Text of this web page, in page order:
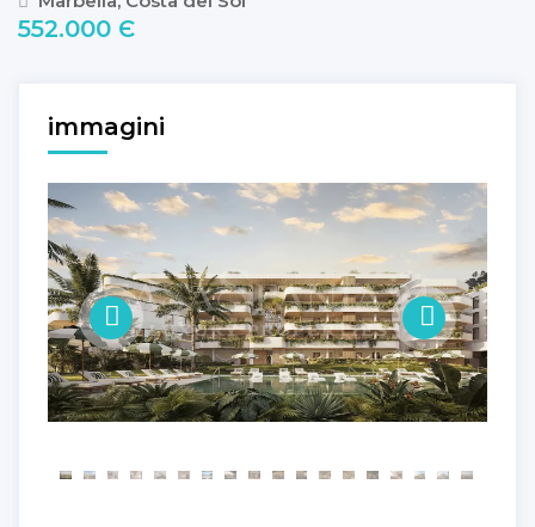
552.000 Є
immagini